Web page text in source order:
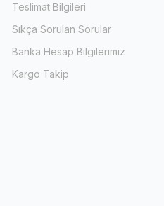
Teslimat Bilgileri
Sıkça Sorulan Sorular
Banka Hesap Bilgilerimiz
Kargo Takip